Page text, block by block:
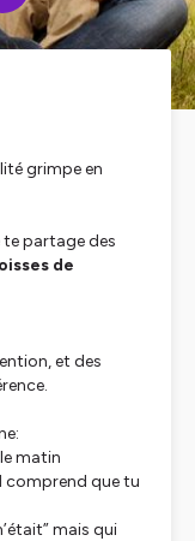
grimpe en
te partage des
de
et des
matin
comprend que tu
mais qui